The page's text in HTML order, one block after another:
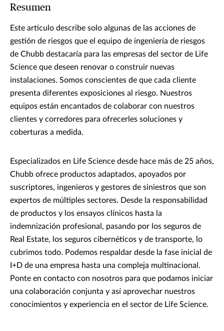
Resumen
Este artículo describe solo algunas de las acciones de
gestión de riesgos que el equipo de ingeniería de riesgos
de Chubb destacaría para las empresas del sector de Life
Science que deseen renovar o construir nuevas
instalaciones. Somos conscientes de que cada cliente
presenta diferentes exposiciones al riesgo. Nuestros
equipos están encantados de colaborar con nuestros
clientes y corredores para ofrecerles soluciones y
coberturas a medida.
Especializados en Life Science desde hace más de 25 años,
Chubb ofrece productos adaptados, apoyados por
suscriptores, ingenieros y gestores de siniestros que son
expertos de múltiples sectores. Desde la responsabilidad
de productos y los ensayos clínicos hasta la
indemnización profesional, pasando por los seguros de
Real Estate, los seguros cibernéticos y de transporte, lo
cubrimos todo. Podemos respaldar desde la fase inicial de
I+D de una empresa hasta una compleja multinacional.
Ponte en contacto con nosotros para que podamos iniciar
una colaboración conjunta y así aprovechar nuestros
conocimientos y experiencia en el sector de Life Science.